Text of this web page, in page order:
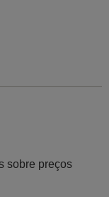
sobre preços